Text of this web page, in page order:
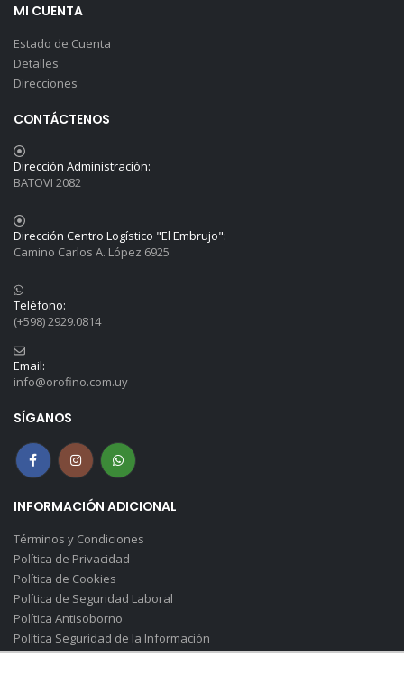
MI CUENTA
Estado de Cuenta
Detalles
Direcciones
CONTÁCTENOS
Dirección Administración:
BATOVI 2082
Dirección Centro Logístico "El Embrujo":
Camino Carlos A. López 6925
Teléfono:
(+598) 2929.0814
Email:
info@orofino.com.uy
SÍGANOS
INFORMACIÓN ADICIONAL
Términos y Condiciones
Política de Privacidad
Política de Cookies
Política de Seguridad Laboral
Política Antisoborno
Política Seguridad de la Información
Canal de Denuncias(Soborno)